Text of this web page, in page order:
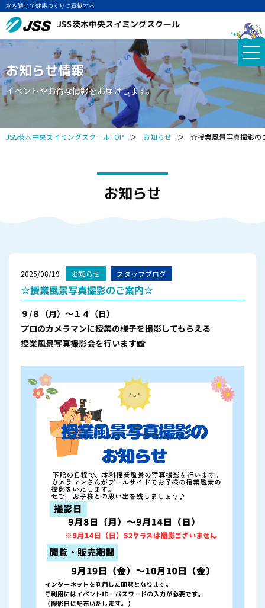
水を通じて健康づくりに貢献する
JSS茨木中央スイミングスクール
お知らせ情報
イベントやお得な情報をお届けします。
JSS茨木中央スイミングスクールTOP ＞ お知らせ ＞ ☆授業風景写真撮影の
お知らせ
2025/08/19 お知らせ スタッフブログ
☆授業風景写真撮影のご案内☆
９/８（月）～１４（日）
プロのカメラマンに授業の様子を撮影してもらえる
授業風景写真撮影会を行います📸